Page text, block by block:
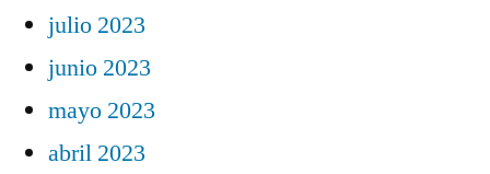
julio 2023
junio 2023
mayo 2023
abril 2023